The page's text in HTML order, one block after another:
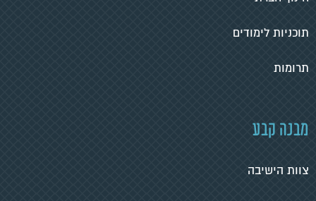
תוכניות לימודים
תרומות
מבנה קבע
צוות הישיבה